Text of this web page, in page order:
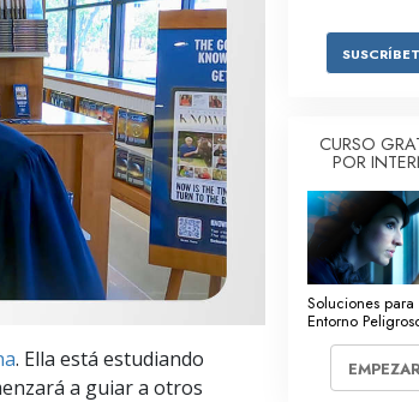
Respuestas a las Drogas
Los Niños
Herramientas para el Entorno
La Ética y las
Condiciones
La Causa de la Supresión
Investigaciones
Los Fundamentos de la
Los Fundamentos de las
. Ella está estudiando
a guiar a otros
CURSO
POR
Soluciones para
Entorno